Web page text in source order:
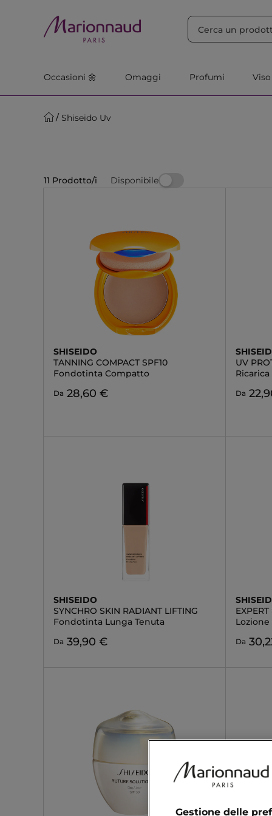
Occasioni 🌼 Omaggi Profumi Viso
Shiseido Uv
11 Prodotto/i Disponibile
SHISEIDO
TANNING COMPACT SPF10
Fondotinta Compatto
Da 28,60 €
UV
Da
SHISEIDO
SYNCHRO SKIN RADIANT LIFTING
Fondotinta Lunga Tenuta
Da 39,90 €
Lozione
Da
Gestione delle